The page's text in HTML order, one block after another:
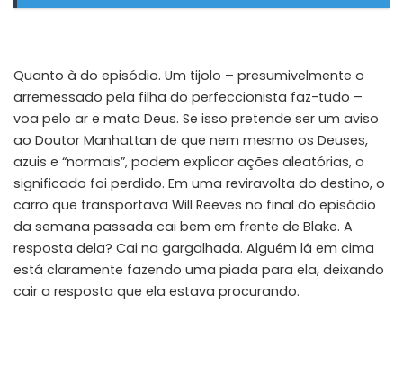
Quanto à do episódio. Um tijolo – presumivelmente o
arremessado pela filha do perfeccionista faz-tudo –
voa pelo ar e mata Deus. Se isso pretende ser um aviso
ao Doutor Manhattan de que nem mesmo os Deuses,
azuis e “normais”, podem explicar ações aleatórias, o
significado foi perdido. Em uma reviravolta do destino, o
carro que transportava Will Reeves no final do episódio
da semana passada cai bem em frente de Blake. A
resposta dela? Cai na gargalhada. Alguém lá em cima
está claramente fazendo uma piada para ela, deixando
cair a resposta que ela estava procurando.